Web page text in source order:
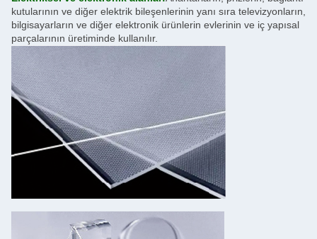
kutularının ve diğer elektrik bileşenlerinin yanı sıra televizyonların,
bilgisayarların ve diğer elektronik ürünlerin evlerinin ve iç yapısal
parçalarının üretiminde kullanılır.